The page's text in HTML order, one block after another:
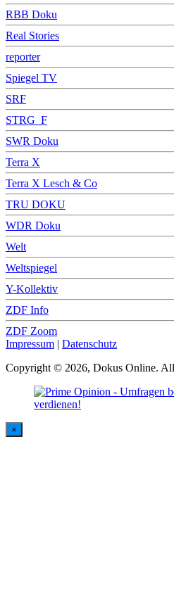
RBB Doku
Real Stories
reporter
Spiegel TV
SRF
STRG_F
SWR Doku
Terra X
Terra X Lesch & Co
TRU DOKU
WDR Doku
Welt
Weltspiegel
Y-Kollektiv
ZDF Info
ZDF Zoom
Impressum | Datenschutz
Copyright © 2026, Dokus Online.
×